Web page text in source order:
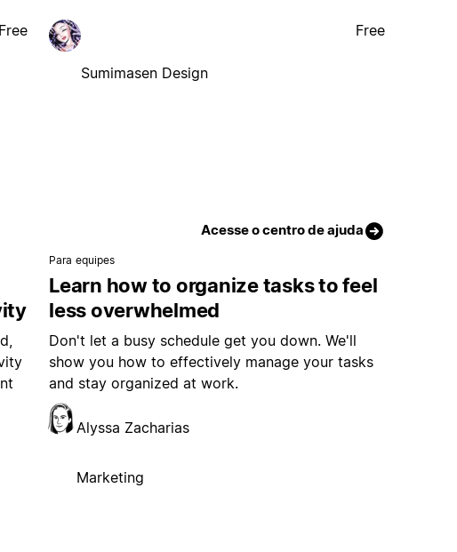
Free
Sumimasen Design
Free
Acesse o centro de ajuda
Para equipes
Learn how to organize tasks to feel
less overwhelmed
Don't let a busy schedule get you down. We'll
show you how to effectively manage your tasks
and stay organized at work.
Alyssa Zacharias
Marketing